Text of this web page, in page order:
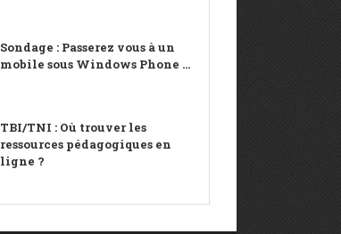
Sondage : Passerez vous à un
mobile sous Windows Phone ...
TBI/TNI : Où trouver les
ressources pédagogiques en
ligne ?